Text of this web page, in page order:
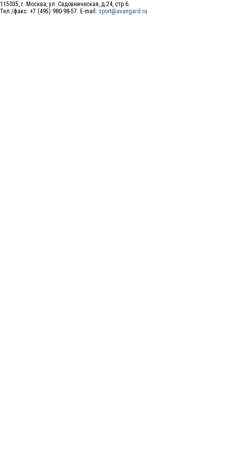
115035, г. Москва, ул. Садовническая, д.24, стр.6.
Тел./факс: +7 (495) 980-98-57. E-mail: sport@avangard.ru